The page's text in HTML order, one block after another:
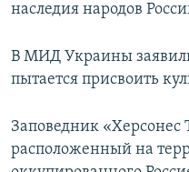
наследия народов
В МИД Украины
пытается присвоить
Заповедник «Херсонес
расположенный на